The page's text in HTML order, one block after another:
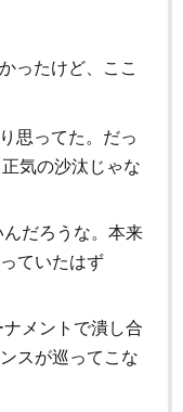
ったけど、ここ
思ってた。だっ
気の沙汰じゃな
だろうな。本来
ていたはず
メントで潰し合
スが巡ってこな